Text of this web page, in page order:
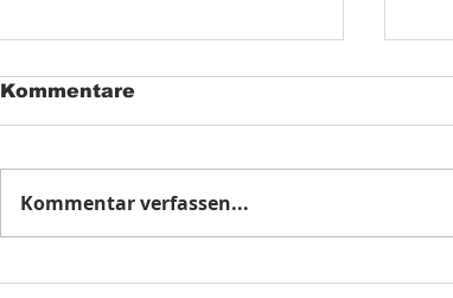
Kommentare
Kommentar verfassen...